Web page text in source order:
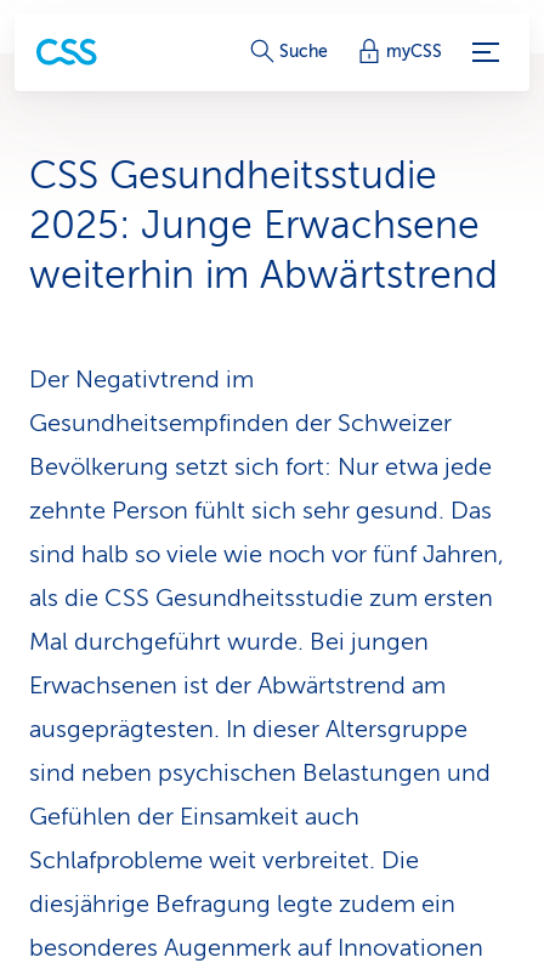
S
r
i
c
-
L
i
s
Suche myCSS
CSS Gesundheitsstudie
2025: Junge Erwachsene
weiterhin im Abwärtstrend
Der Negativtrend im
Gesundheitsempfinden der Schweizer
Bevölkerung setzt sich fort: Nur etwa jede
zehnte Person fühlt sich sehr gesund. Das
sind halb so viele wie noch vor fünf Jahren,
als die CSS Gesundheitsstudie zum ersten
Mal durchgeführt wurde. Bei jungen
Erwachsenen ist der Abwärtstrend am
ausgeprägtesten. In dieser Altersgruppe
sind neben psychischen Belastungen und
Gefühlen der Einsamkeit auch
Schlafprobleme weit verbreitet. Die
diesjährige Befragung legte zudem ein
besonderes Augenmerk auf Innovationen